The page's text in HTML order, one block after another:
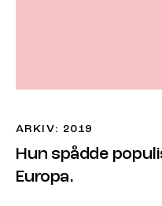
ARKIV: 2019
Hun spådde
Europa.